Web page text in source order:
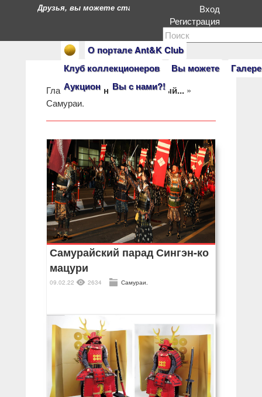
О портале Ant&K Club
Клуб коллекционеров
Вы можете
Аукцион
Вы с нами?!
Друзья, вы можете стать героями нашего портала.
Вход
Регистрация
Главная Японией рожденный... »
Самураи.
Самурайский парад Сингэн-ко
мацури
09.02.22 2634 Самураи.